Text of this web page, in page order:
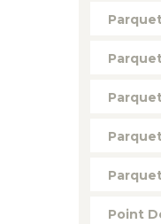
Point